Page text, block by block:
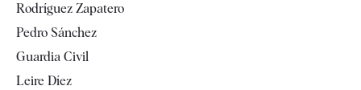
Televisión
Rodríguez Zapatero
Pedro Sánchez
Guardia Civil
Leire Díez